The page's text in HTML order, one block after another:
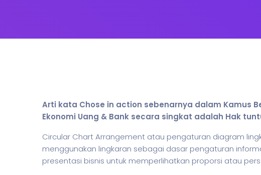
Arti kata Chose in action sebenarnya dalam Kamus
Ekonomi Uang & Bank secara singkat adalah Hak
Circular Chart Arrangement atau pengaturan diagram
menggunakan lingkaran sebagai dasar pengaturan
presentasi bisnis untuk memperlihatkan proporsi atau